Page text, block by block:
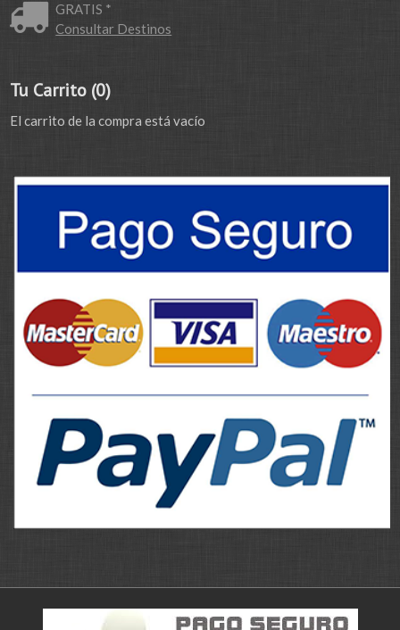
GRATIS *
Consultar Destinos
Tu Carrito (0)
El carrito de la compra está vacío